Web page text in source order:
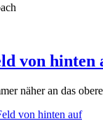
von hinten
näher an das
von hinten auf